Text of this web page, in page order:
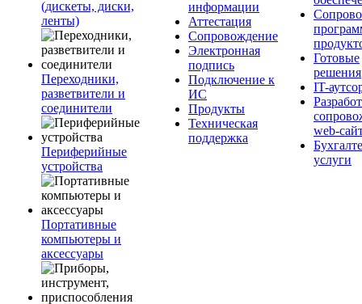
(дискеты, диски,
ленты)
Переходники,
разветвители и
соединители
Периферийные
устройства
Портативные
компьютеры и
аксессуары
информации
Аттестация
Сопровождение
Электронная
подпись
Подключение к
ИС
Продукты
Техническая
поддержка
Готовые
решения
IT-
web-
услуги